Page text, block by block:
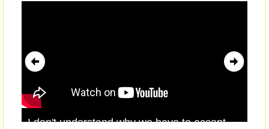
I don't understand why we have to accept